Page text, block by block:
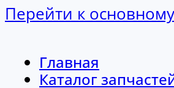
Перейти к
Главная
Каталог